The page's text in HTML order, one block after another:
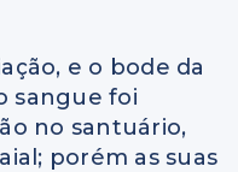
e o bode da
sangue foi
no santuário,
porém as suas